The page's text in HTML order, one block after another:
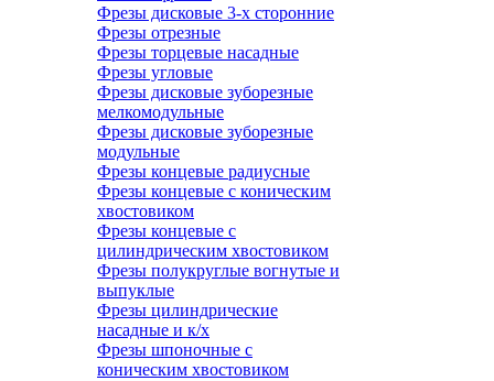
Фрезы дисковые 3-х сторонние
Фрезы отрезные
Фрезы торцевые насадные
Фрезы угловые
Фрезы дисковые зуборезные
мелкомодульные
Фрезы дисковые зуборезные
модульные
Фрезы концевые радиусные
Фрезы концевые с коническим
хвостовиком
Фрезы концевые с
цилиндрическим хвостовиком
Фрезы полукруглые вогнутые и
выпуклые
Фрезы цилиндрические
насадные и к/х
Фрезы шпоночные с
коническим хвостовиком